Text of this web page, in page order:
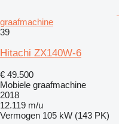
graafmachine
39
Hitachi ZX140W-6
€ 49.500
Mobiele graafmachine
2018
12.119 m/u
Vermogen 105 kW (143 PK)